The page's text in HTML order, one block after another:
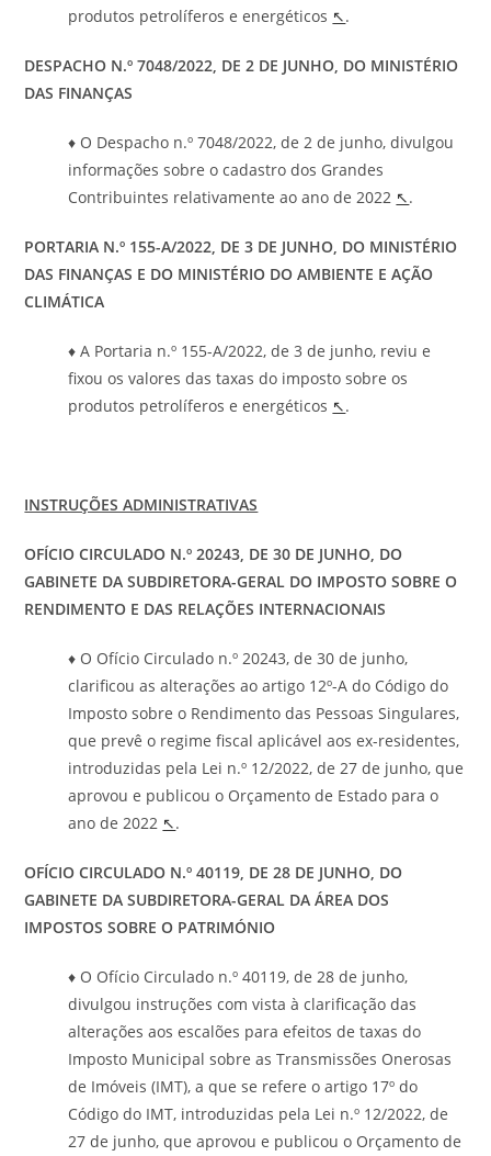
produtos petrolíferos e energéticos ↖.
DESPACHO N.º 7048/2022, DE 2 DE JUNHO, DO MINISTÉRIO
DAS FINANÇAS
♦ O Despacho n.º 7048/2022, de 2 de junho, divulgou
informações sobre o cadastro dos Grandes
Contribuintes relativamente ao ano de 2022 ↖.
PORTARIA N.º 155-A/2022, DE 3 DE JUNHO, DO MINISTÉRIO
DAS FINANÇAS E DO MINISTÉRIO DO AMBIENTE E AÇÃO
CLIMÁTICA
♦ A Portaria n.º 155-A/2022, de 3 de junho, reviu e
fixou os valores das taxas do imposto sobre os
produtos petrolíferos e energéticos ↖.
INSTRUÇÕES ADMINISTRATIVAS
OFÍCIO CIRCULADO N.º20243 , DE 30 DE JUNHO, DO
GABINETE DA SUBDIRETORA-GERAL DO IMPOSTO SOBRE O
RENDIMENTO E DAS RELAÇÕES INTERNACIONAIS
♦ O Ofício Circulado n.º 20243, de 30 de junho,
clarificou as alterações ao artigo 12º-A do Código do
Imposto sobre o Rendimento das Pessoas Singulares,
que prevê o regime fiscal aplicável aos ex-residentes,
introduzidas pela Lei n.º 12/2022, de 27 de junho, que
aprovou e publicou o Orçamento de Estado para o
ano de 2022 ↖.
OFÍCIO CIRCULADO N.º40119 , DE 28 DE JUNHO, DO
GABINETE DA SUBDIRETORA-GERAL DA ÁREA DOS
IMPOSTOS SOBRE O PATRIMÓNIO
♦ O Ofício Circulado n.º 40119, de 28 de junho,
divulgou instruções com vista à clarificação das
alterações aos escalões para efeitos de taxas do
Imposto Municipal sobre as Transmissões Onerosas
de Imóveis (IMT), a que se refere o artigo 17º do
Código do IMT, introduzidas pela Lei n.º 12/2022, de
27 de junho, que aprovou e publicou o Orçamento de